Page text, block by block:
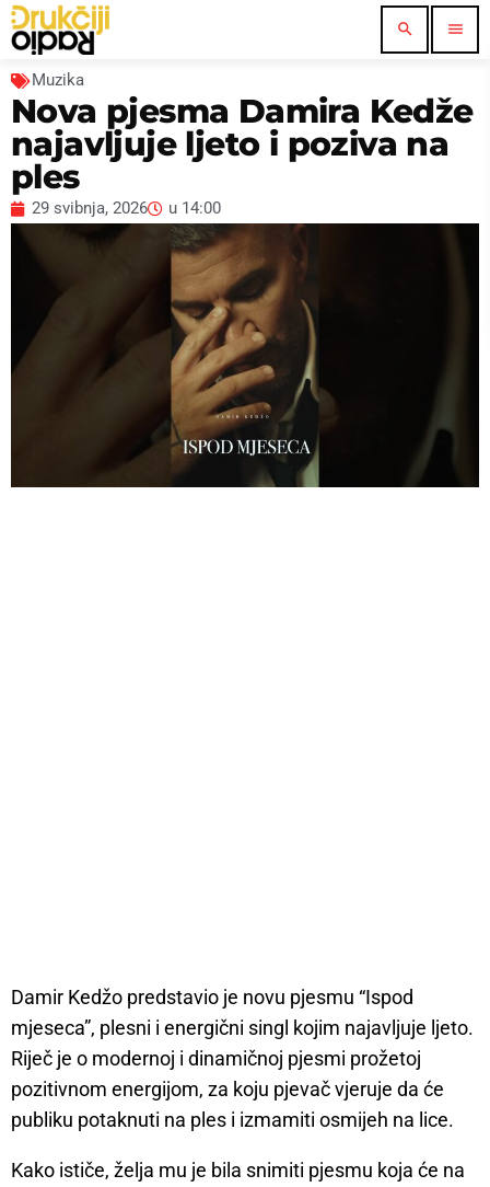
search menu
Muzika
Nova pjesma Damira Kedže
najavljuje ljeto i poziva na
ples
29 svibnja, 2026 u 14:00
Damir Kedžo predstavio je novu pjesmu “Ispod
mjeseca”, plesni i energični singl kojim najavljuje ljeto.
Riječ je o modernoj i dinamičnoj pjesmi prožetoj
pozitivnom energijom, za koju pjevač vjeruje da će
publiku potaknuti na ples i izmamiti osmijeh na lice.
Kako ističe, želja mu je bila snimiti pjesmu koja će na